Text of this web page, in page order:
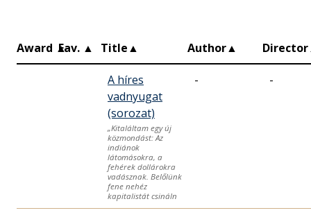
Award ▲
Fav. ▲ Title▲ Author▲ Director
A híres
vadnyugat
(sorozat)
„Kitaláltam egy új
közmondást: Az
indiánok
látomásokra, a
fehérek dollárokra
vadásznak. Belőlünk
fene nehéz
kapitalistát csináln
- -